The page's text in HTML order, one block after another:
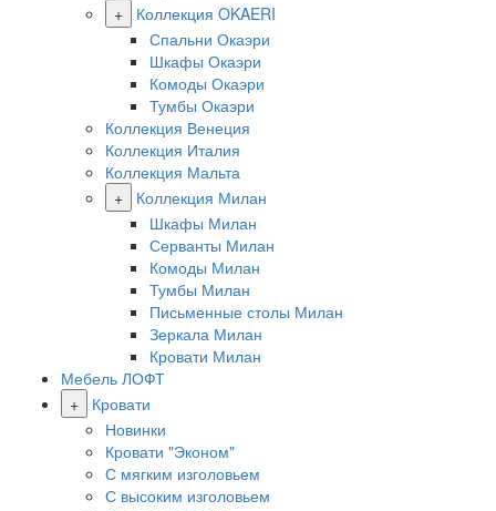
+
Коллекция OKAERI
Спальни Окаэри
Шкафы Окаэри
Комоды Окаэри
Тумбы Окаэри
Коллекция Венеция
Коллекция Италия
Коллекция Мальта
+
Коллекция Милан
Шкафы Милан
Серванты Милан
Комоды Милан
Тумбы Милан
Письменные столы Милан
Зеркала Милан
Кровати Милан
Мебель ЛОФТ
+
Кровати
Новинки
Кровати "Эконом"
С мягким изголовьем
С высоким изголовьем